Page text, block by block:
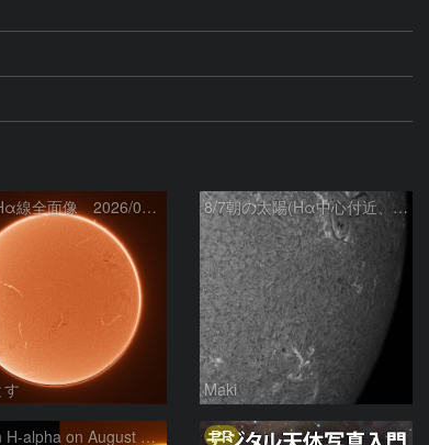
太陽 Hα線全面像 2026/08/07
す
8/7朝の太陽(Hα中心付近、4498、4502付近)
Maki
Sun in H-alpha on August 7, 2026 PR